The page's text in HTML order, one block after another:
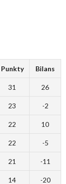
Punkty Bilans
31 26
23 -2
22 10
22 -5
21 -11
14 -20